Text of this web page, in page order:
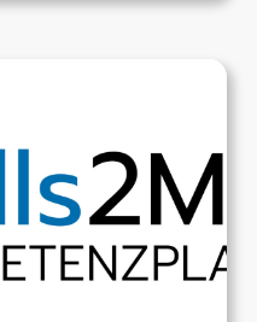
ein, die noch einen
wissen durch